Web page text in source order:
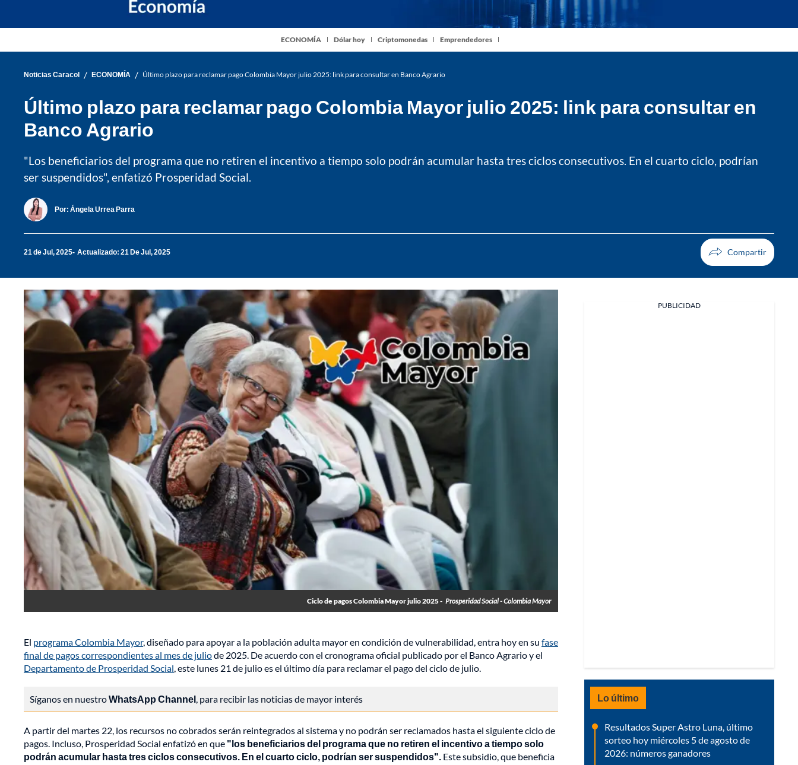
ECONOMÍA Dólar hoy Criptomonedas Emprendedores
Noticias Caracol / ECONOMÍA / Último plazo para reclamar pago Colombia Mayor julio 2025: link para consultar en Banco Agrario
Último plazo para reclamar pago Colombia Mayor julio 2025: link para consultar en
Banco Agrario
"Los beneficiarios del programa que no retiren el incentivo a tiempo solo podrán acumular hasta tres ciclos consecutivos. En el cuarto ciclo, podrían
ser suspendidos", enfatizó Prosperidad Social.
Por: Ángela Urrea Parra
21 de Jul, 2025 Actualizado: 21 De Jul, 2025
Ciclo de pagos Colombia Mayor julio 2025 - Prosperidad Social - Colombia Mayor
El programa Colombia Mayor, diseñado para apoyar a la población adulta mayor en condición de vulnerabilidad, entra hoy en su fase
final de pagos correspondientes al mes de juliode 2025. De acuerdo con el cronograma oficial publicado por el Banco Agrario y el
Departamento de Prosperidad Social, este lunes 21 de julio es el último día para reclamar el pago del ciclo de julio.
Síganos en nuestroWhatsApp Channel, para recibir las noticias de mayor interés
A partir del martes 22, los recursos no cobrados serán reintegrados al sistema y no podrán ser reclamados hasta el siguiente ciclo de
pagos. Incluso, Prosperidad Social enfatizó en que "los beneficiarios del programa que no retiren el incentivo a tiempo solo
podrán acumular hasta tres ciclos consecutivos. En el cuarto ciclo, podrían ser suspendidos". Este subsidio, que beneficia
PUBLICIDAD
Lo último
Resultados Super Astro Luna, último
sorteo hoy miércoles 5 de agosto de
2026: números ganadores